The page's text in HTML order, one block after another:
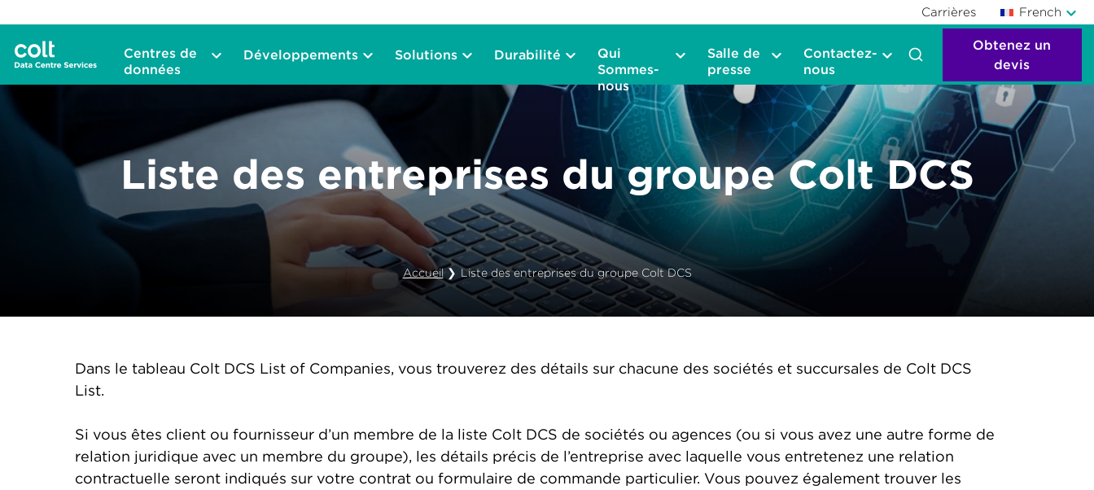
Carrières French
Centres de
données
Développements Solutions Durabilité
Qui
Sommes-
nous
Salle de
presse
Contactez-
nous
Obtenez un
devis
Accueil❯ Liste des entreprises du groupe Colt DCS
Liste des entreprises du groupe Colt DCS
Dans le tableau Colt DCS List of Companies, vous trouverez des détails sur chacune des sociétés et succursales de Colt DCS
List.
Si vous êtes client ou fournisseur d’un membre de la liste Colt DCS de sociétés ou agences (ou si vous avez une autre forme de
relation juridique avec un membre du groupe), les détails précis de l’entreprise avec laquelle vous entretenez une relation
contractuelle seront indiqués sur votre contrat ou formulaire de commande particulier. Vous pouvez également trouver les